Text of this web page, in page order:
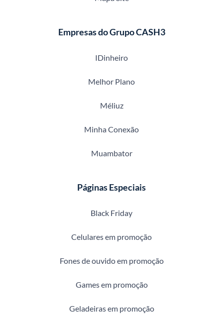
Empresas do Grupo CASH3
IDinheiro
Melhor Plano
Méliuz
Minha Conexão
Muambator
Páginas Especiais
Black Friday
Celulares em promoção
Fones de ouvido em promoção
Games em promoção
Geladeiras em promoção